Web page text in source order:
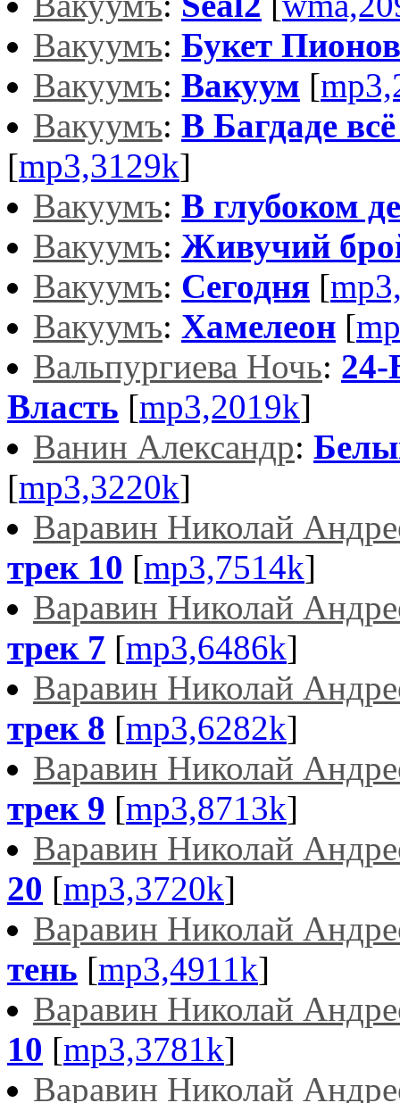
Вакуумъ: Букет Пионов
Вакуумъ: Вакуум [
Вакуумъ: В Багдаде
[mp3,3129k]
Вакуумъ: В глубоком
Вакуумъ: Живучий
Вакуумъ: Сегодня [
Вакуумъ: Хамелеон [
Вальпургиева Ночь: 24-
Власть [mp3,2019k]
Ванин Александр:
[mp3,3220k]
Варавин Николай
трек 10 [mp3,7514k]
Варавин Николай
трек 7 [mp3,6486k]
Варавин Николай
трек 8 [mp3,6282k]
Варавин Николай
трек 9 [mp3,8713k]
Варавин Николай
20 [mp3,3720k]
Варавин Николай
тень [mp3,4911k]
Варавин Николай
10 [mp3,3781k]
Варавин Николай